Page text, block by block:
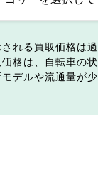
れる買取価格は
価格は、自転車の
デルや流通量が